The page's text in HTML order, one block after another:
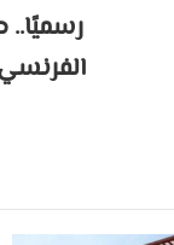
رسميًا..